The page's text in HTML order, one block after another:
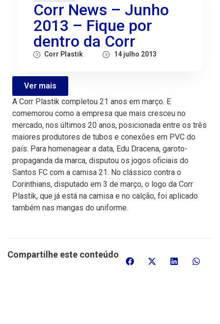
Corr News – Junho
2013 – Fique por
dentro da Corr
Corr Plastik 14 julho 2013
Ver mais
A Corr Plastik completou 21 anos em março. E
comemorou como a empresa que mais cresceu no
mercado, nos últimos 20 anos, posicionada entre os três
maiores produtores de tubos e conexões em PVC do
país. Para homenagear a data, Edu Dracena, garoto-
propaganda da marca, disputou os jogos oficiais do
Santos FC com a camisa 21. No clássico contra o
Corinthians, disputado em 3 de março, o logo da Corr
Plastik, que já está na camisa e no calção, foi aplicado
também nas mangas do uniforme.
Compartilhe este conteúdo